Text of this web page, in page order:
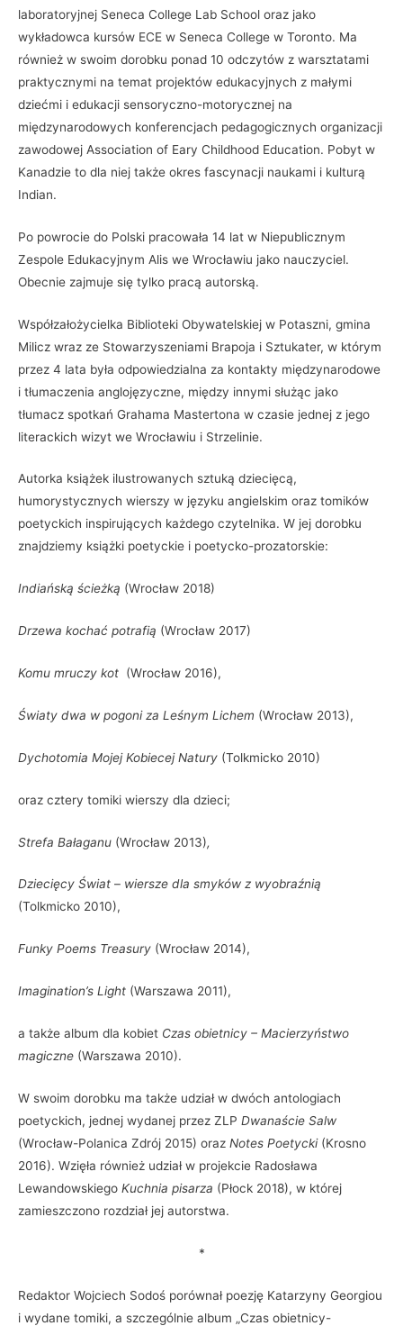
laboratoryjnej Seneca College Lab School oraz jako
wykładowca kursów ECE w Seneca College w Toronto. Ma
również w swoim dorobku ponad 10 odczytów z warsztatami
praktycznymi na temat projektów edukacyjnych z małymi
dziećmi i edukacji sensoryczno-motorycznej na
międzynarodowych konferencjach pedagogicznych organizacji
zawodowej Association of Eary Childhood Education. Pobyt w
Kanadzie to dla niej także okres fascynacji naukami i kulturą
Indian.
Po powrocie do Polski pracowała 14 lat w Niepublicznym
Zespole Edukacyjnym Alis we Wrocławiu jako nauczyciel.
Obecnie zajmuje się tylko pracą autorską.
Współzałożycielka Biblioteki Obywatelskiej w Potaszni, gmina
Milicz wraz ze Stowarzyszeniami Brapoja i Sztukater, w którym
przez 4 lata była odpowiedzialna za kontakty międzynarodowe
i tłumaczenia anglojęzyczne, między innymi służąc jako
tłumacz spotkań Grahama Mastertona w czasie jednej z jego
literackich wizyt we Wrocławiu i Strzelinie.
Autorka książek ilustrowanych sztuką dziecięcą,
humorystycznych wierszy w języku angielskim oraz tomików
poetyckich inspirujących każdego czytelnika. W jej dorobku
znajdziemy książki poetyckie i poetycko-prozatorskie:
Indiańską ścieżką (Wrocław 2018)
Drzewa kochać potrafią (Wrocław 2017)
Komu mruczy kot (Wrocław 2016),
Światy dwa w pogoni za Leśnym Lichem (Wrocław 2013),
Dychotomia Mojej Kobiecej Natury (Tolkmicko 2010)
oraz cztery tomiki wierszy dla dzieci;
Strefa Bałaganu (Wrocław 2013),
Dziecięcy Świat – wiersze dla smyków z wyobraźnią
(Tolkmicko 2010),
Funky Poems Treasury (Wrocław 2014),
Imagination’s Light (Warszawa 2011),
a także album dla kobiet Czas obietnicy – Macierzyństwo
magiczne (Warszawa 2010).
W swoim dorobku ma także udział w dwóch antologiach
poetyckich, jednej wydanej przez ZLP Dwanaście Salw
(Wrocław-Polanica Zdrój 2015) oraz Notes Poetycki (Krosno
2016). Wzięła również udział w projekcie Radosława
Lewandowskiego Kuchnia pisarza (Płock 2018), w której
zamieszczono rozdział jej autorstwa.
*
Redaktor Wojciech Sodoś porównał poezję Katarzyny Georgiou
i wydane tomiki, a szczególnie album „Czas obietnicy-